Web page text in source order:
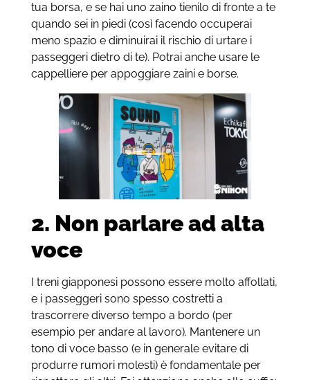
tua borsa, e se hai uno zaino tienilo di fronte a te
quando sei in piedi (così facendo occuperai
meno spazio e diminuirai il rischio di urtare i
passeggeri dietro di te). Potrai anche usare le
cappelliere per appoggiare zaini e borse.
2. Non parlare ad alta
voce
I treni giapponesi possono essere molto affollati,
e i passeggeri sono spesso costretti a
trascorrere diverso tempo a bordo (per
esempio per andare al lavoro). Mantenere un
tono di voce basso (e in generale evitare di
produrre rumori molesti) è fondamentale per